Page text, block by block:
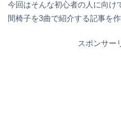
今回はそんな初心者の人に向け
間椅子を3曲で紹介する記事を作
スポンサー